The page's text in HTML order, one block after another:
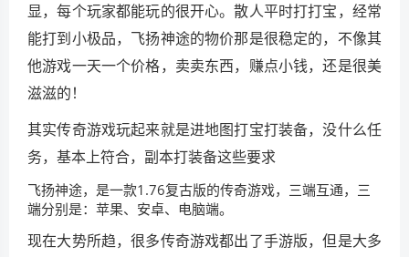
显，每个玩家都能玩的很开心。散人平时打打宝，经常
能打到小极品，飞扬神途的物价那是很稳定的，不像其
他游戏一天一个价格，卖卖东西，赚点小钱，还是很美
滋滋的！
其实传奇游戏玩起来就是进地图打宝打装备，没什么任
务，基本上符合，副本打装备这些要求
飞扬神途，是一款1.76复古版的传奇游戏，三端互通，三
端分别是：苹果、安卓、电脑端。
现在大势所趋，很多传奇游戏都出了手游版，但是大多